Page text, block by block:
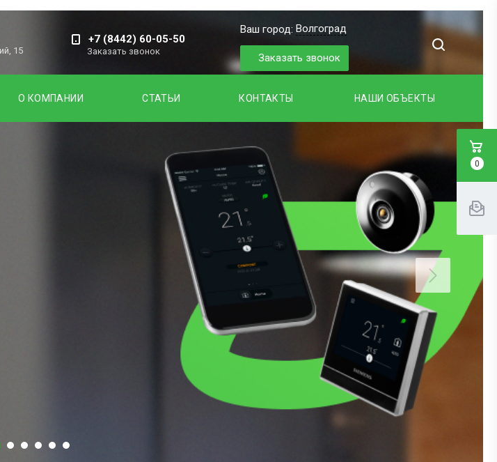
15
+7 (8442) 60-05-50
Заказать звонок
Ваш город: Волгоград
Заказать звонок
О КОМПАНИИ СТАТЬИ КОНТАКТЫ НАШИ ОБЪЕКТЫ
0